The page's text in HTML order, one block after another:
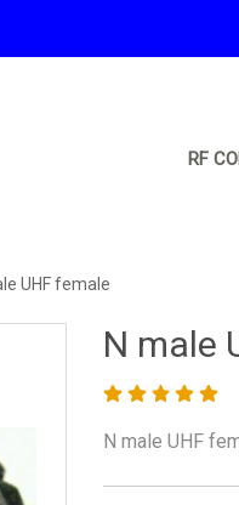
RF
UHF female
N male
N male UHF